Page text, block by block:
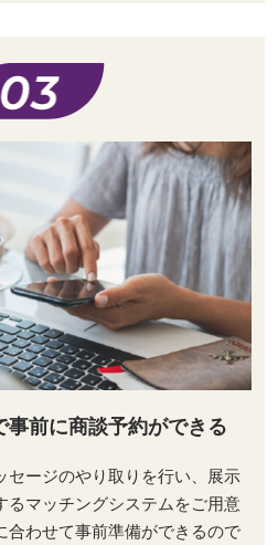
前に商談予約ができる
セージのやり取りを行い、展示
るマッチングシステムをご用意
合わせて事前準備ができるので